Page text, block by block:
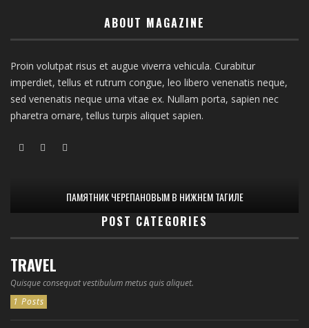
ABOUT MAGAZINE
Proin volutpat risus et augue viverra vehicula. Curabitur
imperdiet, tellus et rutrum congue, leo libero venenatis neque,
sed venenatis neque urna vitae ex. Nullam porta, sapien nec
pharetra ornare, tellus turpis aliquet sapien.
ПАМЯТНИК ЧЕРЕПАНОВЫМ В НИЖНЕМ ТАГИЛЕ
POST CATEGORIES
TRAVEL
Quisque consequat vestibulum metus quis aliquet.
1 Posts